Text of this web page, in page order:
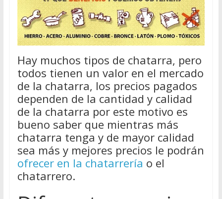
Hay muchos tipos de chatarra, pero
todos tienen un valor en el mercado
de la chatarra, los precios pagados
dependen de la cantidad y calidad
de la chatarra por este motivo es
bueno saber que mientras más
chatarra tenga y de mayor calidad
sea más y mejores precios le podrán
ofrecer en la chatarrería o el
chatarrero.